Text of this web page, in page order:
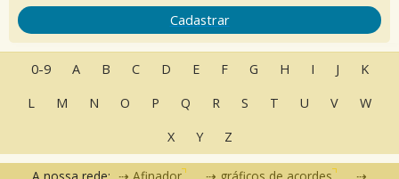
Cadastrar
0-9 A B C D E F G H I J
K
L
M N O P Q R S T U V
W
X
Y Z